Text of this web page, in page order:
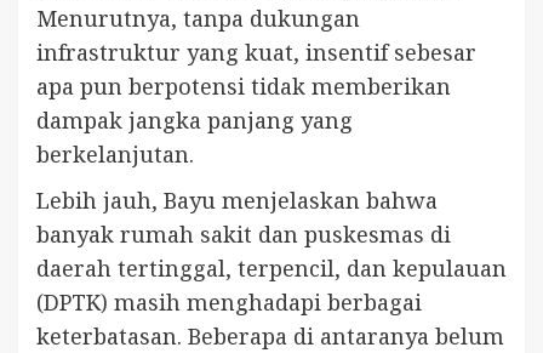
Menurutnya, tanpa dukungan
infrastruktur yang kuat, insentif sebesar
apa pun berpotensi tidak memberikan
dampak jangka panjang yang
berkelanjutan.
Lebih jauh, Bayu menjelaskan bahwa
banyak rumah sakit dan puskesmas di
daerah tertinggal, terpencil, dan kepulauan
(DPTK) masih menghadapi berbagai
keterbatasan. Beberapa di antaranya belum